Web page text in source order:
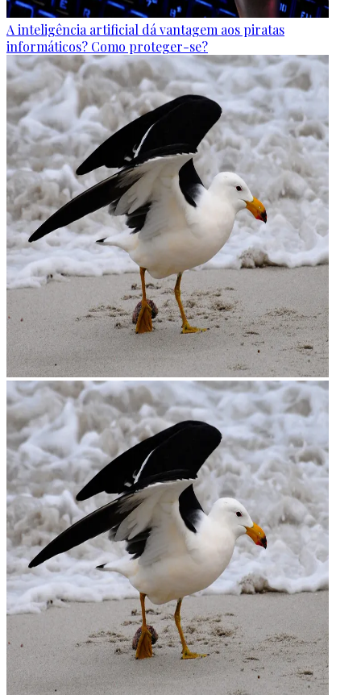
A inteligência artificial dá vantagem aos piratas
informáticos? Como proteger-se?